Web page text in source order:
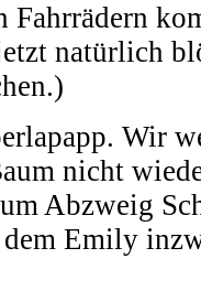
natürlich
Wir
nicht
Abzweig
Emily